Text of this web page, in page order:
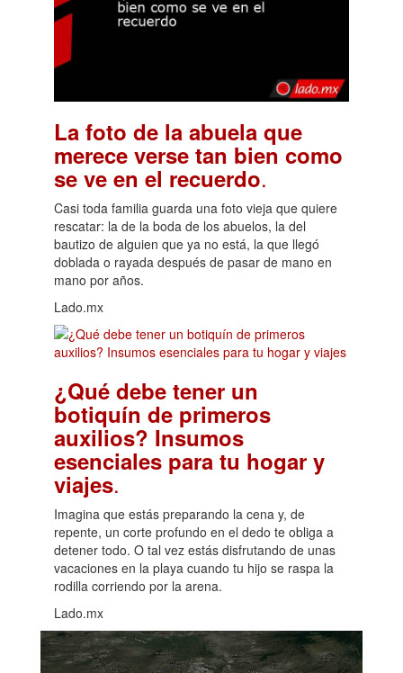
La foto de la abuela que
merece verse tan bien como
se ve en el recuerdo.
Casi toda familia guarda una foto vieja que quiere
rescatar: la de la boda de los abuelos, la del
bautizo de alguien que ya no está, la que llegó
doblada o rayada después de pasar de mano en
mano por años.
Lado.mx
¿Qué debe tener un
botiquín de primeros
auxilios? Insumos
esenciales para tu hogar y
viajes.
Imagina que estás preparando la cena y, de
repente, un corte profundo en el dedo te obliga a
detener todo. O tal vez estás disfrutando de unas
vacaciones en la playa cuando tu hijo se raspa la
rodilla corriendo por la arena.
Lado.mx